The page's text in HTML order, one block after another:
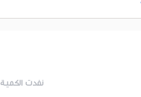
نفدت الكمية